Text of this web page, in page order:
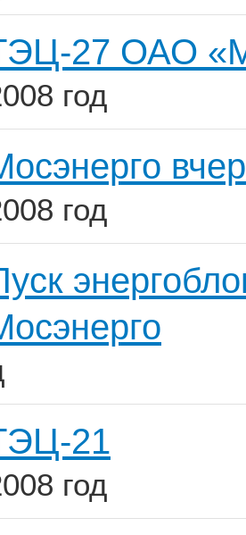
27 ОАО
год
год
21
год